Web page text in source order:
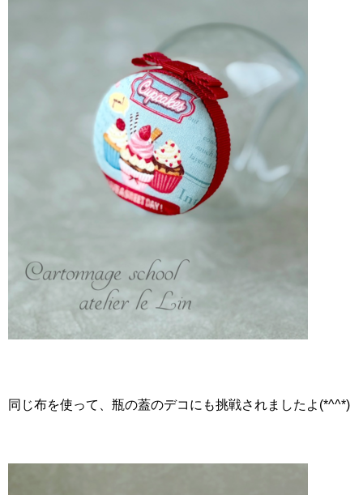
同じ布を使って、瓶の蓋のデコにも挑戦されましたよ(*^^*)